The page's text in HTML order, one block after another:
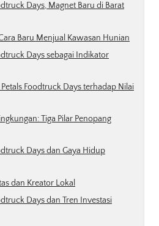
Days, Magnet Baru di Barat
Baru Menjual Kawasan Hunian
Days sebagai Indikator
Foodtruck Days terhadap Nilai
Tiga Pilar Penopang
Days dan Gaya Hidup
dan Kreator Lokal
Days dan Tren Investasi